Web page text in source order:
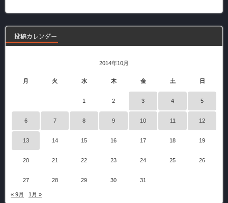
事
投稿カレンダー
2014年10月
月 火 水 木 金 土 日
1 2 3 4 5
6 7 8 9 10 11 12
13 14 15 16 17 18 19
20 21 22 23 24 25 26
27 28 29 30 31
« 9月 1月 »